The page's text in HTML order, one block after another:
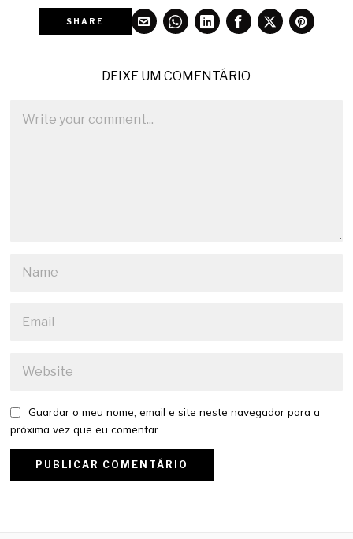
SHARE
DEIXE UM COMENTÁRIO
Guardar o meu nome, email e site neste navegador para a
próxima vez que eu comentar.